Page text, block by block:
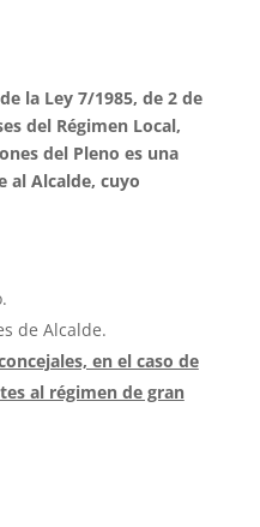
la Ley 7/1985, de 2 de
del Régimen Local,
del Pleno es una
al Alcalde, cuyo
de Alcalde.
en el caso de
al régimen de gran